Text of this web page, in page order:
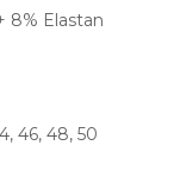
8% Elastan
46, 48, 50